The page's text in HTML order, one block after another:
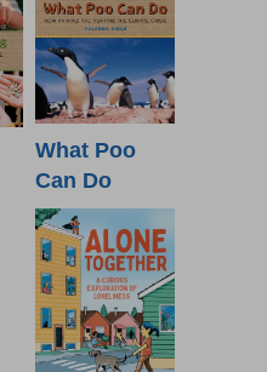
What Poo
Can Do